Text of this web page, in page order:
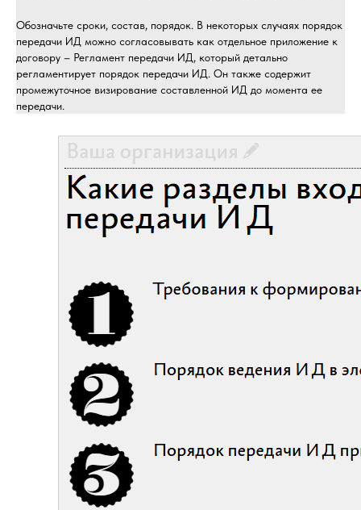
Обозначьте сроки, состав, порядок. В некоторых случаях порядок
передачи ИД можно согласовывать как отдельное приложение к
договору – Регламент передачи ИД, который детально
регламентирует порядок передачи ИД. Он также содержит
промежуточное визирование составленной ИД до момента ее
передачи.